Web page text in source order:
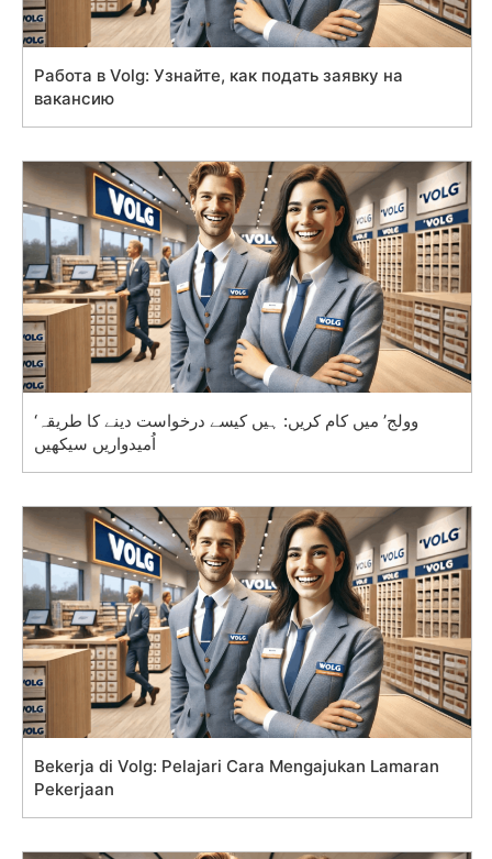
Работа в Volg: Узнайте, как подать заявку на
вакансию
‘وولج’ میں کام کریں: ہیں کیسے درخواست دینے کا طریقہ
اُمیدواریں سیکھیں
Bekerja di Volg: Pelajari Cara Mengajukan Lamaran
Pekerjaan